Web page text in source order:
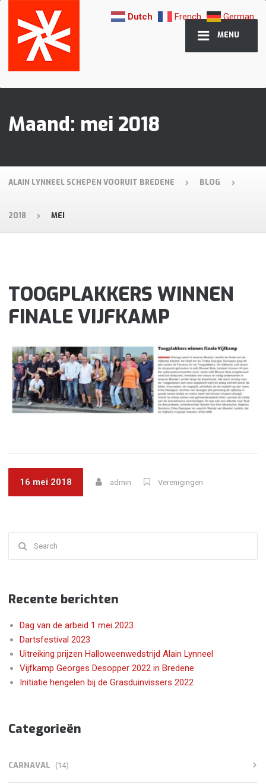
MENU
Maand: mei 2018
ALAIN LYNNEEL SCHEPEN VOORUIT BREDENE BLOG
2018 MEI
TOOGPLAKKERS WINNEN
FINALE VIJFKAMP
16 mei 2018 admin Verenigingen
Recente berichten
Dag van de arbeid 1 mei 2023
Dartsfestival 2023
Uitreiking prijzen Halloweenwedstrijd Alain Lynneel
Vijfkamp Georges Desopper 2022 in Bredene
Initiatie hengelen bij de Grasduinvissers 2022
Categorieën
CARNAVAL (14)
Dutch French German